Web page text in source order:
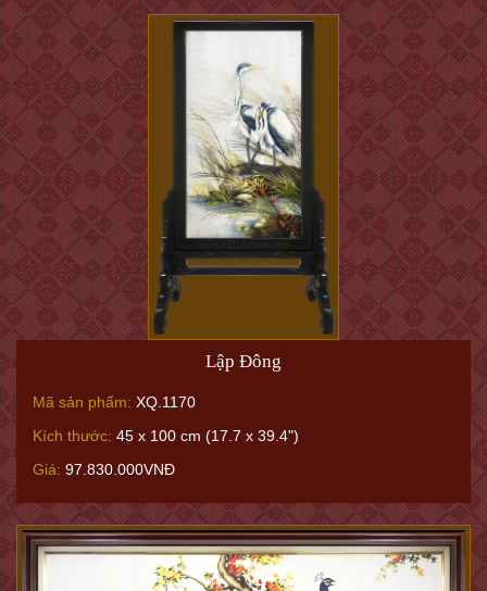
Lập Đông
Mã sản phẩm: XQ.1170
Kích thước: 45 x 100 cm (17.7 x 39.4")
Giá: 97.830.000VNĐ